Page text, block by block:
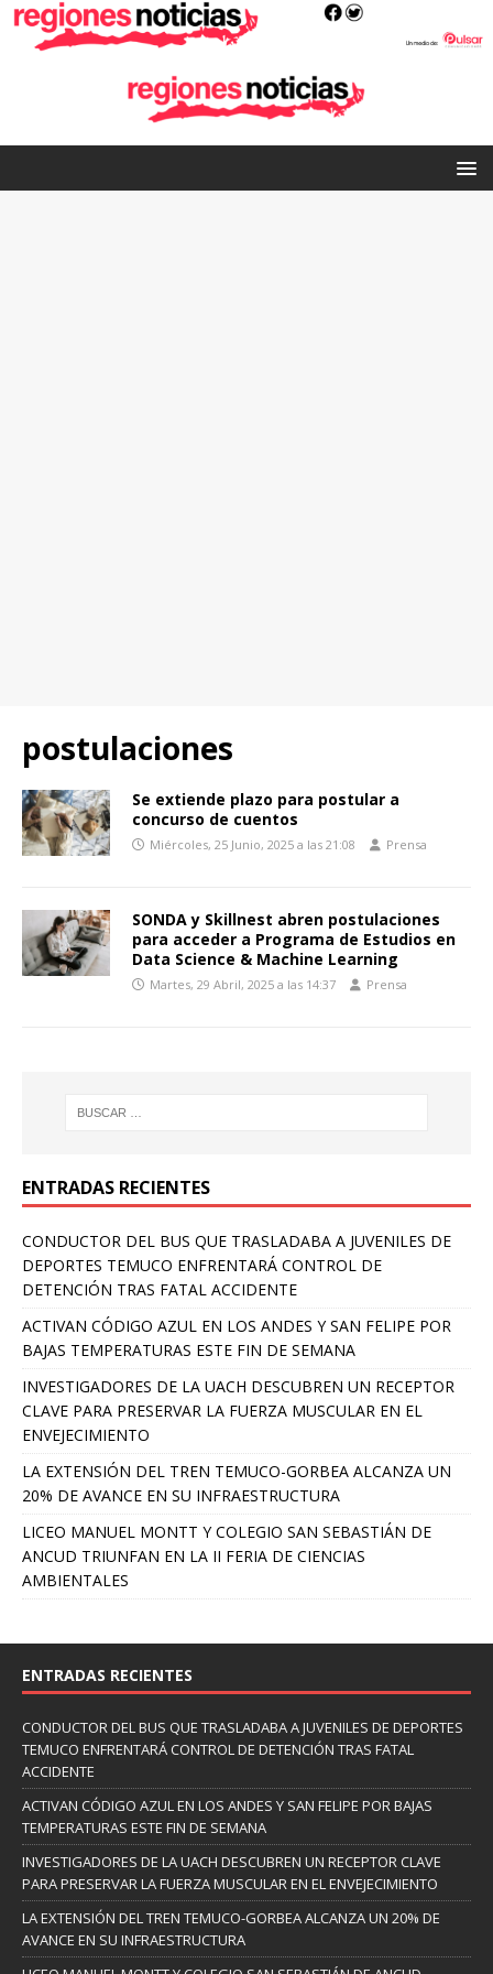
postulaciones
Se extiende plazo para postular a
concurso de cuentos
Miércoles, 25 Junio, 2025 a las 21:08 Prensa
SONDA y Skillnest abren postulaciones
para acceder a Programa de Estudios en
Data Science & Machine Learning
Martes, 29 Abril, 2025 a las 14:37 Prensa
ENTRADAS RECIENTES
CONDUCTOR DEL BUS QUE TRASLADABA A JUVENILES DE
DEPORTES TEMUCO ENFRENTARÁ CONTROL DE
DETENCIÓN TRAS FATAL ACCIDENTE
ACTIVAN CÓDIGO AZUL EN LOS ANDES Y SAN FELIPE POR
BAJAS TEMPERATURAS ESTE FIN DE SEMANA
INVESTIGADORES DE LA UACH DESCUBREN UN RECEPTOR
CLAVE PARA PRESERVAR LA FUERZA MUSCULAR EN EL
ENVEJECIMIENTO
LA EXTENSIÓN DEL TREN TEMUCO-GORBEA ALCANZA UN
20% DE AVANCE EN SU INFRAESTRUCTURA
LICEO MANUEL MONTT Y COLEGIO SAN SEBASTIÁN DE
ANCUD TRIUNFAN EN LA II FERIA DE CIENCIAS
AMBIENTALES
ENTRADAS RECIENTES
CONDUCTOR DEL BUS QUE TRASLADABA A JUVENILES DE DEPORTES
TEMUCO ENFRENTARÁ CONTROL DE DETENCIÓN TRAS FATAL
ACCIDENTE
ACTIVAN CÓDIGO AZUL EN LOS ANDES Y SAN FELIPE POR BAJAS
TEMPERATURAS ESTE FIN DE SEMANA
INVESTIGADORES DE LA UACH DESCUBREN UN RECEPTOR CLAVE
PARA PRESERVAR LA FUERZA MUSCULAR EN EL ENVEJECIMIENTO
LA EXTENSIÓN DEL TREN TEMUCO-GORBEA ALCANZA UN 20% DE
AVANCE EN SU INFRAESTRUCTURA